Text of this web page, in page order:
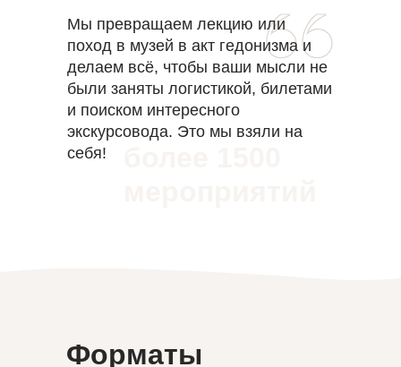
Мы превращаем лекцию или
поход в музей в акт гедонизма и
делаем всё, чтобы ваши мысли не
были заняты логистикой, билетами
и поиском интересного
экскурсовода. Это мы взяли на
себя!
Форматы